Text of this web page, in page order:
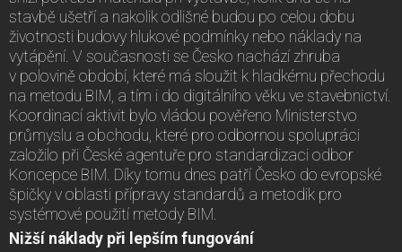
stavbě ušetří a nakolik odlišné budou po celou dobu
životnosti budovy hlukové podmínky nebo náklady na
vytápění. V současnosti se Česko nachází zhruba
v polovině období, které má sloužit k hladkému přechodu
na metodu BIM, a tím i do digitálního věku ve stavebnictví.
Koordinací aktivit bylo vládou pověřeno Ministerstvo
průmyslu a obchodu, které pro odbornou spolupráci
založilo při České agentuře pro standardizaci odbor
Koncepce BIM. Díky tomu dnes patří Česko do evropské
špičky v oblasti přípravy standardů a metodik pro
systémové použití metody BIM.
Nižší náklady při lepším fungování